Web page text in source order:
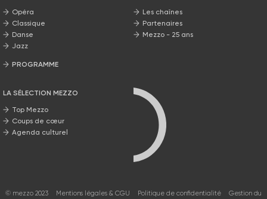
Opéra
Classique
Danse
Jazz
PROGRAMME
LA SÉLECTION MEZZO
Top Mezzo
Coups de cœur
Agenda culturel
Les chaînes
Partenaires
Mezzo - 25 ans
© mezzo 2023 Mentions légales & CGU Politique de confidentialité
Gestion du